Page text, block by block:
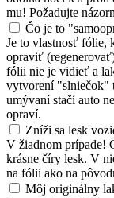
mu! Požadujte
Čo je to
Je to vlastnosť fólie,
opraviť
fólii nie je vidieť a
vytvorení "slniečok"
umývaní stačí auto
opraví.
Zníži sa lesk
V žiadnom prípade!
krásne číry lesk. V
na fólii ako na
Môj originálny